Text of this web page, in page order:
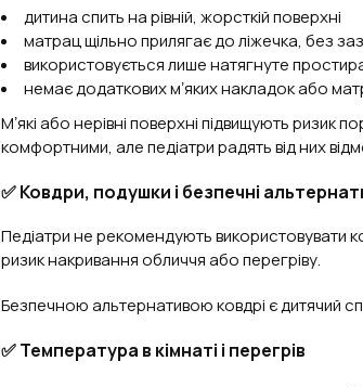
дитина спить на рівній, жорсткій поверхні
матрац щільно прилягає до ліжечка, без
використовується лише натягнуте
немає додаткових мʼяких накладок або
Мʼякі або нерівні поверхні підвищують
комфортними, але педіатри радять від них
✅ Ковдри, подушки і безпечні
Педіатри не рекомендують використовувати
ризик накривання обличчя або перегріву.
Безпечною альтернативою ковдрі є дитячий
✅ Температура в кімнаті і перегрів